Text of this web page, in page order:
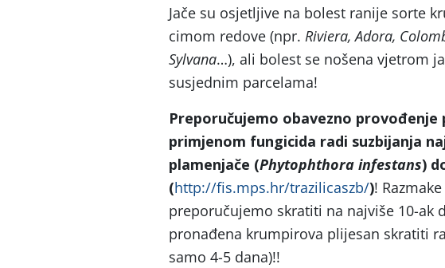
Jače su osjetljive na bolest ranije sorte
cimom redove (npr. Riviera, Adora,
Sylvana…), ali bolest se nošena vjetrom
susjednim parcelama!
Preporučujemo obavezno
primjenom fungicida radi suzbijanja
plamenjače (Phytophthora infestans)
(http://fis.mps.hr/trazilicaszb/)!
preporučujemo skratiti na najviše 10-ak
pronađena krumpirova plijesan skratiti
samo 4-5 dana)!!